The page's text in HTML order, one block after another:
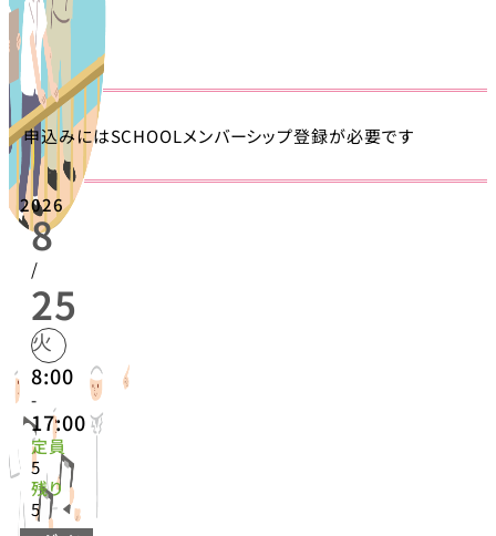
申込みにはSCHOOLメンバーシップ登録が必要です
2026
8
/
25
火
8:00
-
17:00
定員
5
残り
5